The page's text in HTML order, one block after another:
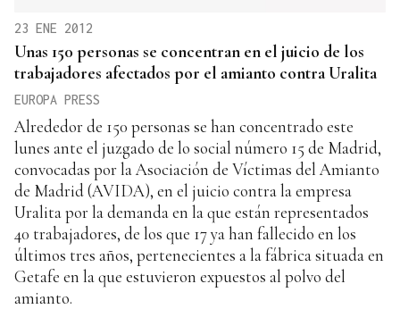
23 ENE 2012
Unas 150 personas se concentran en el juicio de los
trabajadores afectados por el amianto contra Uralita
EUROPA PRESS
Alrededor de 150 personas se han concentrado este
lunes ante el juzgado de lo social número 15 de Madrid,
convocadas por la Asociación de Víctimas del Amianto
de Madrid (AVIDA), en el juicio contra la empresa
Uralita por la demanda en la que están representados
40 trabajadores, de los que 17 ya han fallecido en los
últimos tres años, pertenecientes a la fábrica situada en
Getafe en la que estuvieron expuestos al polvo del
amianto.